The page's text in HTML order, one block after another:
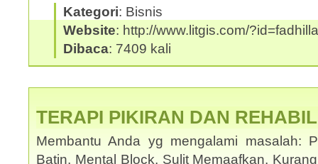
Kategori: Bisnis
Website: http://www.litgis.com/
Dibaca: 7409 kali
TERAPI PIKIRAN DAN
Membantu Anda yg mengalami masalah:
Batin, Mental Block, Sulit Memaafkan,